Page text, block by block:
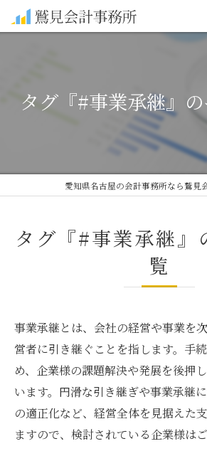
タグ『#事業承継』
愛知県名古屋の会計事務所なら鷲見
タグ『#事業承継』
覧
事業承継とは、会社の経営や事業を
営者に引き継ぐことを指します。手
め、企業様の課題解決や発展を後押
います。円滑な引き継ぎや事業承継
の適正化など、経営全体を見据えた
ますので、検討されている企業様は